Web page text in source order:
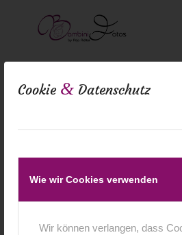
Cookie & Datenschutz
Wie wir Cookies verwenden
Wir können verlangen, dass